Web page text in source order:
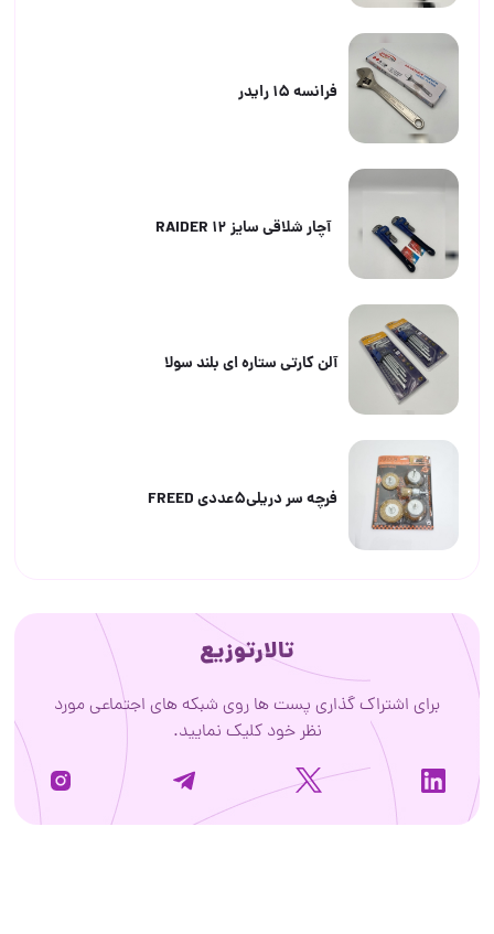
فرانسه ۱۵ رایدر
آچار شلاقی سایز ۱۲ RAIDER
آلن کارتی ستاره ای بلند سولا
فرچه سر دریلی۵عددی FREED
تالارتوزیع
برای اشتراک گذاری پست ها روی شبکه های اجتماعی مورد
نظر خود کلیک نمایید.